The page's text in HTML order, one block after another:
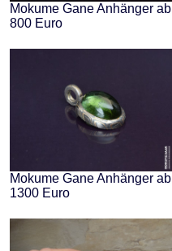
Mokume Gane Anhänger ab
800 Euro
Mokume Gane Anhänger ab
1300 Euro